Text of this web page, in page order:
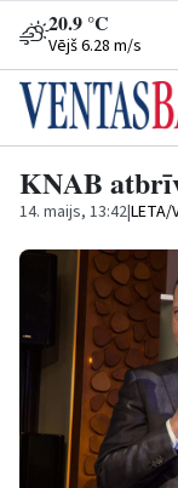
20.9 °C
Vējš 6.28 m/s
KNAB
14. maijs, 13:42|